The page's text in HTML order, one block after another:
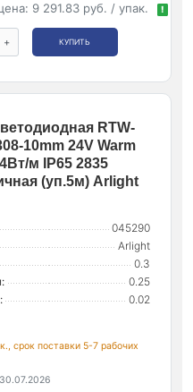
9 291.83 руб. / упак. !
+ КУПИТЬ
RTW-
10mm 24V Warm
м IP65 2835
(уп.5м) Arlight
045290
Arlight
0.3
0.25
0.02
срок поставки 5-7 рабочих